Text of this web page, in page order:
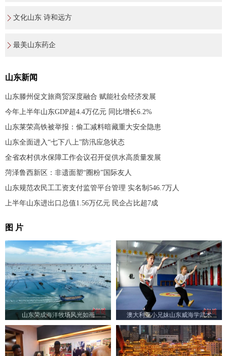
文化山东 诗和远方
最美山东药企
山东新闻
山东滕州促文旅商贸深度融合 赋能社会经济发展
今年上半年山东GDP超4.4万亿元 同比增长6.2%
山东莱荣高铁被举报：偷工减料暗藏重大安全隐患
山东全面进入“七下八上”防汛应急状态
全省农村供水保障工作会议召开促供水高质量发展
菏泽鲁西新区：非遗面塑“圈粉”国际友人
山东规范农民工工资支付监管平台管理 实名制546.7万人
上半年山东进出口总值1.56万亿元 民企占比超7成
图 片
山东荣成海洋牧场风光如画 澳大利亚小兄妹山东威海学武术